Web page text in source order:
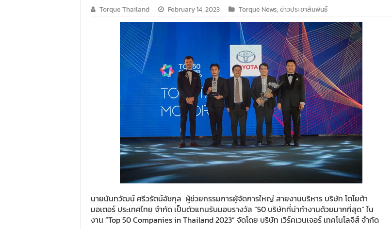
Torque Thailand February 14, 2023 Torque News,ข่าวประชาสัมพันธ์
นายนันทวัฒน์ ศรีวรัตน์อัชกุล ผู้ช่วยกรรมการผู้จัดการใหญ่ สายงานบริหาร บริษัท โตโยต้า
มอเตอร์ ประเทศไทย จำกัด เป็นตัวแทนรับมอบรางวัล “50 บริษัทที่น่าทำงานด้วยมากที่สุด” ใน
งาน “Top 50 Companies in Thailand 2023” จัดโดย บริษัท เวิร์คเวนเจอร์ เทคโนโลจีส์ จำกัด